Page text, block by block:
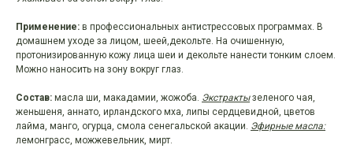
Применение: в профессиональных антистрессовых программах. В
домашнем уходе за лицом, шеей,декольте. На очишенную,
протонизированную кожу лица шеи и декольте нанести тонким слоем.
Можно наносить на зону вокруг глаз.
Состав: масла ши, макадамии, жожоба. Экстрактызеленого чая,
женьшеня, аннато, ирландского мха, липы сердцевидной, цветов
лайма, манго, огурца, смола сенегальской акации. Эфирные масла:
лемонграсс, можжевельник, мирт.